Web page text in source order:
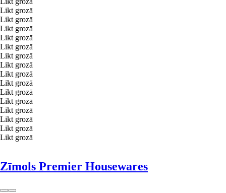
Likt grozā
Likt grozā
Likt grozā
Likt grozā
Likt grozā
Likt grozā
Likt grozā
Likt grozā
Likt grozā
Likt grozā
Likt grozā
Likt grozā
Likt grozā
Likt grozā
Likt grozā
Zīmols Premier Housewares